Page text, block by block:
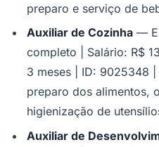
preparo e serviço de
Auxiliar de Cozinha—
completo | Salário: R$
3 meses | ID: 9025348
preparo dos alimentos,
higienização de
Auxiliar de